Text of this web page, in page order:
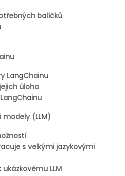
balíčků
LangChainu
úloha
modely (LLM)
s velkými jazykovými
LLM